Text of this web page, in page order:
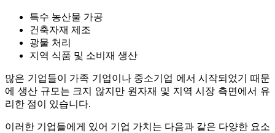
특수 농산물 가공
건축자재 제조
광물 처리
지역 식품 및 소비재 생산
많은 기업들이 가족 기업이나 중소기업 에서 시작되었기 때문
에 생산 규모는 크지 않지만 원자재 및 지역 시장 측면에서 유
리한 점이 있습니다.
이러한 기업들에게 있어 기업 가치는 다음과 같은 다양한 요소